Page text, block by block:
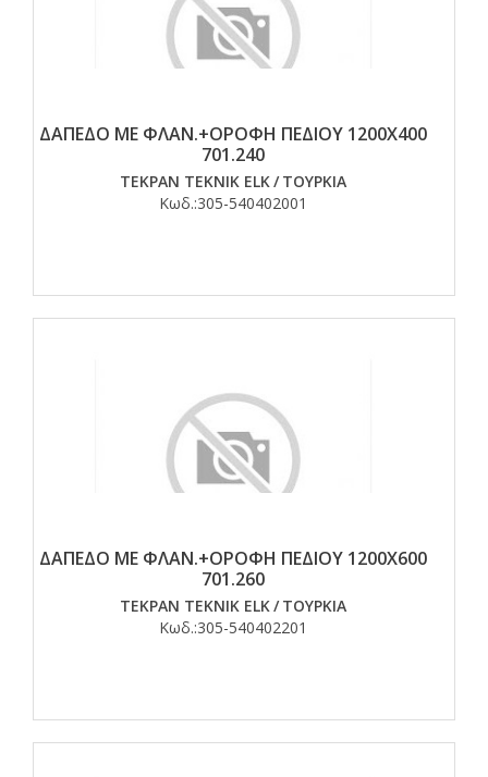
ΔΑΠΕΔΟ ΜΕ ΦΛΑΝ.+ΟΡΟΦΗ ΠΕΔΙΟΥ 1200Χ400
701.240
TEKPAN TEKNIK ELK/ ΤΟΥΡΚΙΑ
Κωδ.:305-540402001
ΔΑΠΕΔΟ ΜΕ ΦΛΑΝ.+ΟΡΟΦΗ ΠΕΔΙΟΥ 1200Χ600
701.260
TEKPAN TEKNIK ELK/ ΤΟΥΡΚΙΑ
Κωδ.:305-540402201